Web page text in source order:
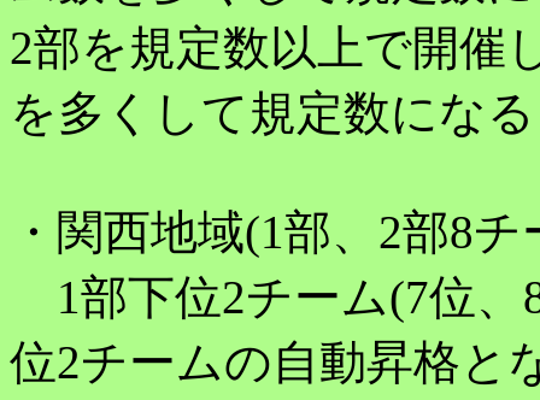
2部を規定数以上で開催
を多くして規定数にな
・関西地域(1部、2部8
1部下位2チーム(7位、
位2チームの自動昇格と